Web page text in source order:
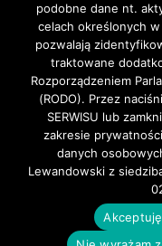
podobne dane nt.
celach określonych
pozwalają
traktowane
Rozporządzeniem
(RODO). Przez
SERWISU lub
zakresie
danych
Lewandowski z